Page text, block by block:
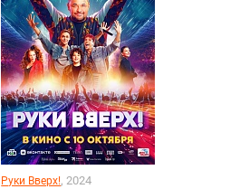
Руки Вверх!, 2024